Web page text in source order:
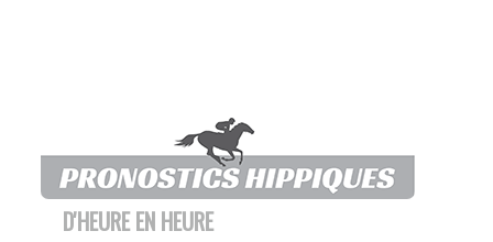
D'HEURE EN HEURE